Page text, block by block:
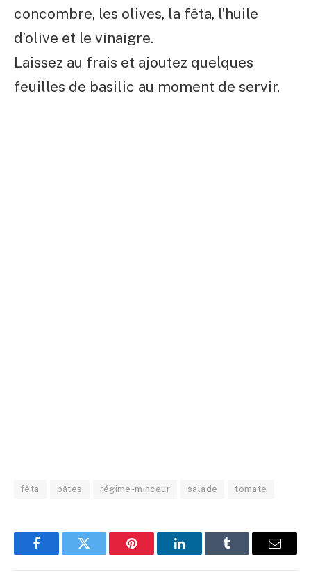
concombre, les olives, la fêta, l’huile
d’olive et le vinaigre.
Laissez au frais et ajoutez quelques
feuilles de basilic au moment de servir.
fêta pâtes régime-minceur salade tomate
FacebookTwitter Pinterest LinkedInTumblr Email